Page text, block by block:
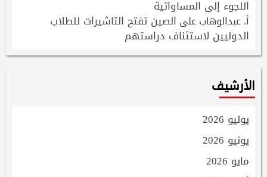
اللجوء إلى المساواتية
أ. عبدالوهابعلى الصين تفتح التاشيرات للطلاب
الدوليين لاستئناف دراستهم
الأرشيف
يوليو 2026
يونيو 2026
مايو 2026